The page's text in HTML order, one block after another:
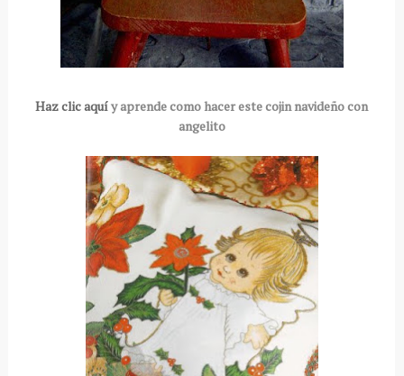
Haz clic aquíy aprende como hacer este cojin navideño con
angelito